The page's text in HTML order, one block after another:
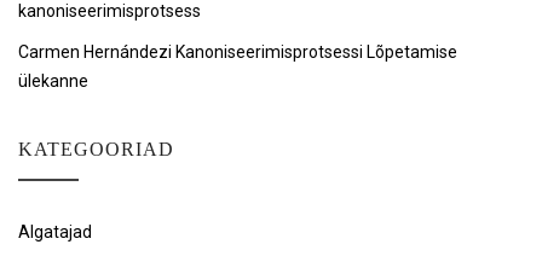
kanoniseerimisprotsess
Carmen Hernándezi Kanoniseerimisprotsessi Lõpetamise
ülekanne
KATEGOORIAD
Algatajad